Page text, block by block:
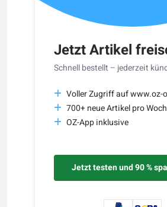
Jetzt Artikel
Schnell bestellt – jederzeit
Voller Zugriff auf www.oz-
700+ neue Artikel pro
OZ-App inklusive
Jetzt testen und 90 %